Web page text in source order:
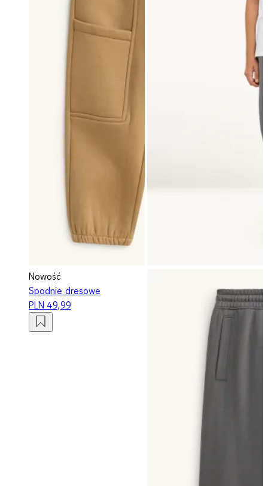
Nowość
Spodnie dresowe
PLN 49,99